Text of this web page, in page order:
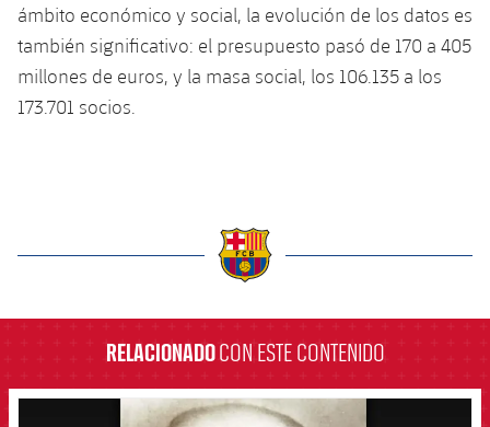
ámbito económico y social, la evolución de los datos es
también significativo: el presupuesto pasó de 170 a 405
millones de euros, y la masa social, los 106.135 a los
173.701 socios.
RELACIONADOCON ESTE CONTENIDO
FCB Barcelona badge